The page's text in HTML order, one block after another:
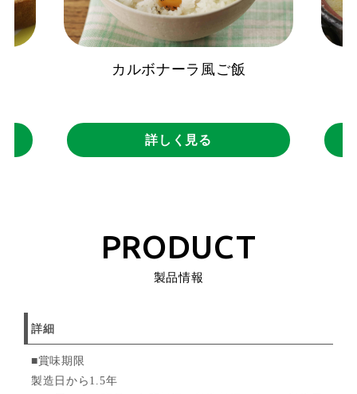
カルボナーラ風ご飯
詳しく見る
PRODUCT
製品情報
詳細
■賞味期限
製造日から1.5年